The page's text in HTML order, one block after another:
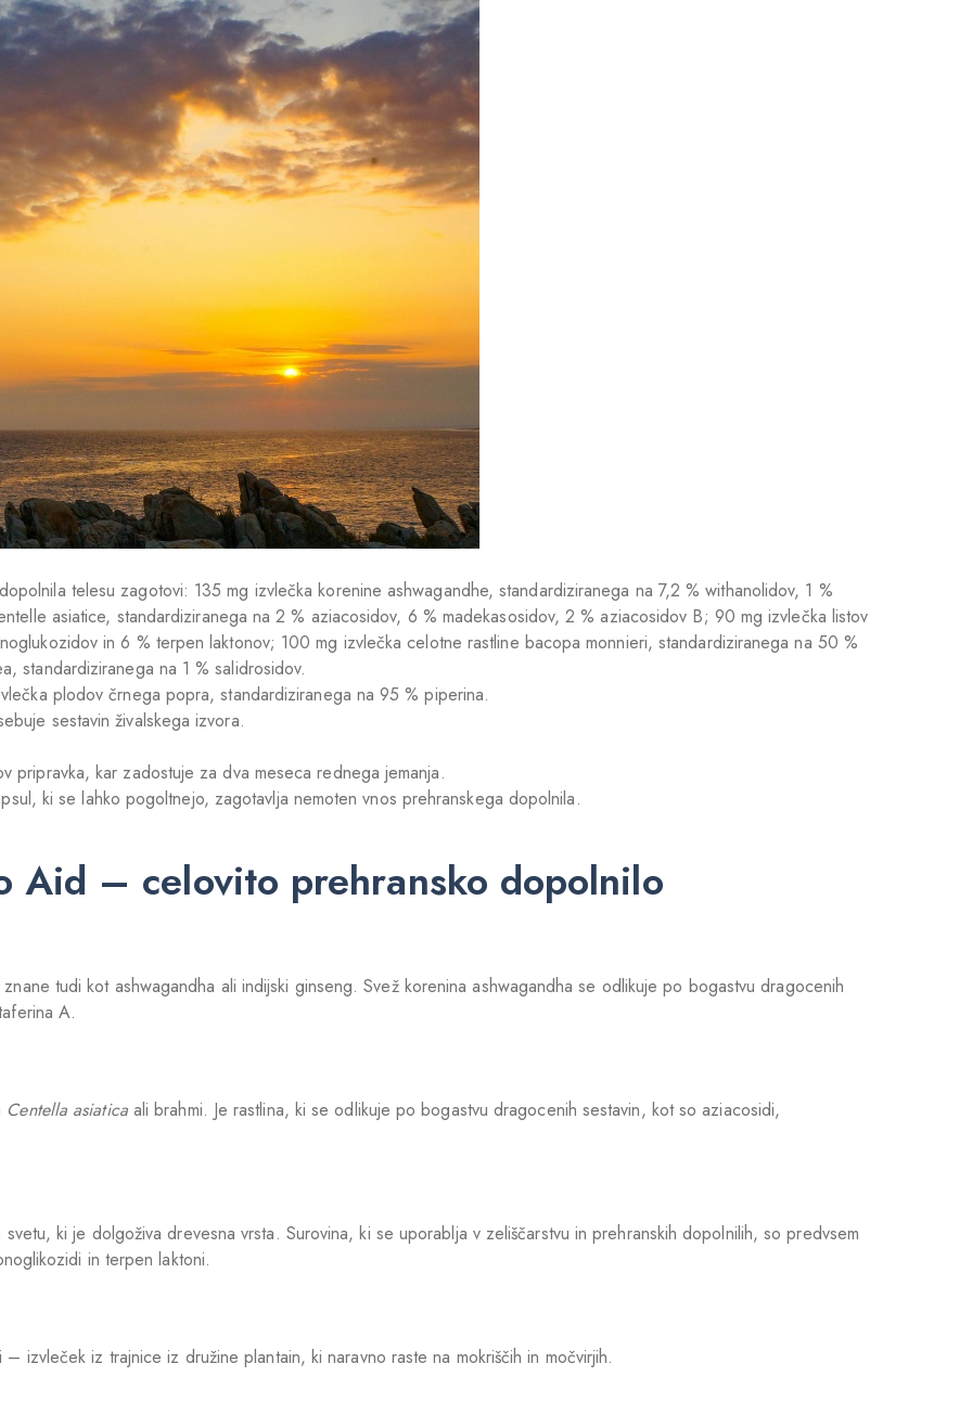
telesu zagotovi: 135 mg izvlečka korenine ashwagandhe, standardiziranega na 7,2 % withanolidov, 1 %
asiatice, standardiziranega na 2 % aziacosidov, 6 % madekasosidov, 2 % aziacosidov B; 90 mg izvlečka listov
in 6 % terpen laktonov; 100 mg izvlečka celotne rastline bacopa monnieri, standardiziranega na 50 %
standardiziranega na 1 % salidrosidov.
plodov črnega popra, standardiziranega na 95 % piperina.
sestavin živalskega izvora.
pripravka, kar zadostuje za dva meseca rednega jemanja.
ki se lahko pogoltnejo, zagotavlja nemoten vnos prehranskega dopolnila.
Aid – celovito prehransko dopolnilo
tudi kot ashwagandha ali indijski ginseng. Svež korenina ashwagandha se odlikuje po bogastvu dragocenih
A.
Centella asiaticaali brahmi. Je rastlina, ki se odlikuje po bogastvu dragocenih sestavin, kot so aziacosidi,
ki je dolgoživa drevesna vrsta. Surovina, ki se uporablja v zeliščarstvu in prehranskih dopolnilih, so predvsem
in terpen laktoni.
izvleček iz trajnice iz družine plantain, ki naravno raste na mokriščih in močvirjih.